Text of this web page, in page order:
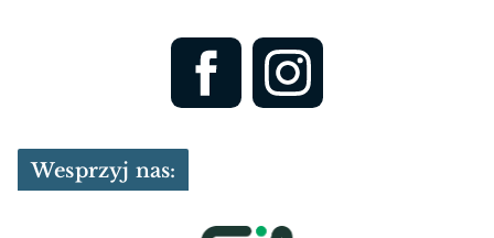
Wesprzyj nas: